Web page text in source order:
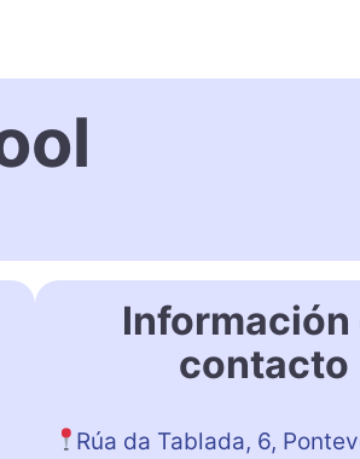
Información
contacto
Rúa da Tablada, 6,